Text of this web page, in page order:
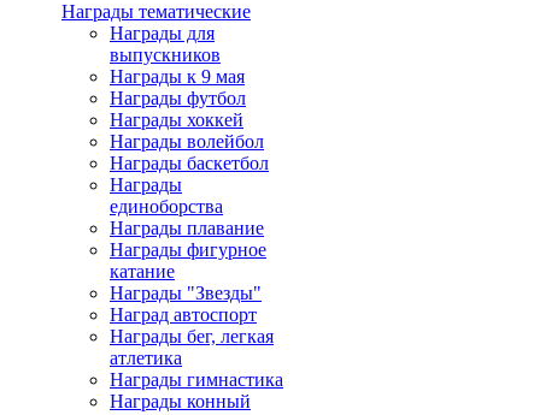
Награды тематические
Награды для
выпускников
Награды к 9 мая
Награды футбол
Награды хоккей
Награды волейбол
Награды баскетбол
Награды
единоборства
Награды плавание
Награды фигурное
катание
Награды "Звезды"
Наград автоспорт
Награды бег, легкая
атлетика
Награды гимнастика
Награды конный